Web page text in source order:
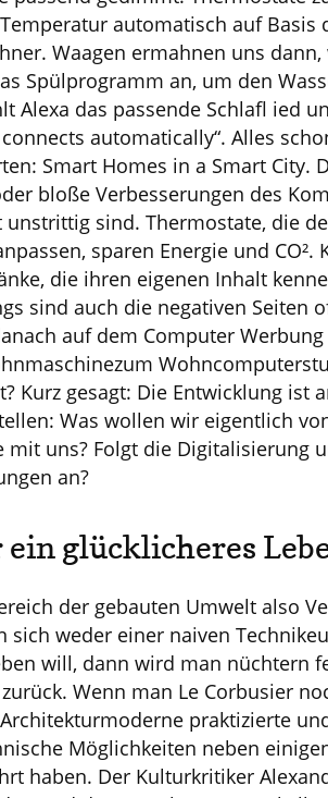
automatisch auf Basis
Waagen ermahnen uns
Spülprogramm an, um den
Alexa das passende Schlafl ied
automatically“. Alles
Smart Homes in a Smart City.
bloße Verbesserungen des
sind. Thermostate, die
sparen Energie und CO².
die ihren eigenen Inhalt
sind auch die negativen Seiten
auf dem Computer
Kurz gesagt: Die Entwicklung ist
Was wollen wir eigentlich
mit uns? Folgt die Digitalisierung
an?
glücklicheres
der gebauten Umwelt also
sich weder einer naiven
will, dann wird man nüchtern
Wenn man Le Corbusier
praktizierte
Möglichkeiten neben
haben. Der Kulturkritiker